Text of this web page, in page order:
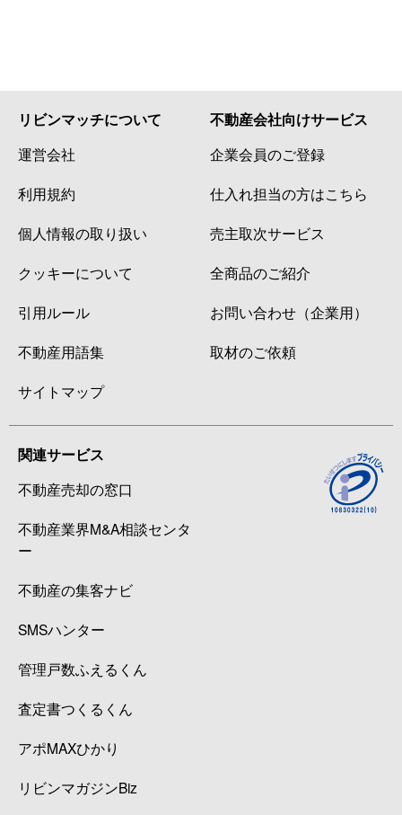
リビンマッチについて
運営会社
利用規約
個人情報の取り扱い
クッキーについて
引用ルール
不動産用語集
サイトマップ
不動産会社向けサービス
企業会員のご登録
仕入れ担当の方はこちら
売主取次サービス
全商品のご紹介
お問い合わせ（企業用）
取材のご依頼
関連サービス
不動産売却の窓口
不動産業界M&A相談センタ
ー
不動産の集客ナビ
SMSハンター
管理戸数ふえるくん
査定書つくるくん
アポMAXひかり
リビンマガジンBiz